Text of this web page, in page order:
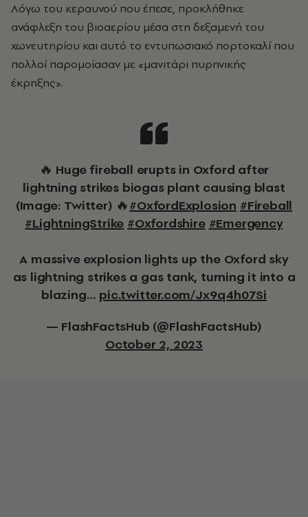
Λόγω του κεραυνού που έπεσε, προκλήθηκε
ανάφλεξη του βιοαερίου μέσα στη δεξαμενή του
χωνευτηρίου και αυτό το εντυπωσιακό πορτοκαλί που
πολλοί παρομοίασαν με «μανιτάρι πυρηνικής
έκρηξης».
🔥 Huge fireball erupts in Oxford after
lightning strikes biogas plant causing blast
(Image: Twitter) 🔥 #OxfordExplosion #Fireball
#LightningStrike #Oxfordshire #Emergency
A massive explosion lights up the Oxford sky
as lightning strikes a gas tank, turning it into a
blazing… pic.twitter.com/Jx9q4h07Si
— FlashFactsHub (@FlashFactsHub)
October 2, 2023